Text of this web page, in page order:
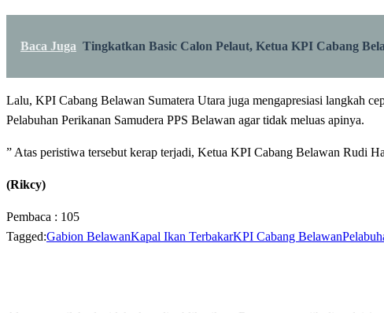
Baca Juga Tingkatkan Basic Calon Pelaut, Ketua KPI Cabang
Lalu, KPI Cabang Belawan Sumatera Utara juga mengapresiasi langkah
Pelabuhan Perikanan Samudera PPS Belawan agar tidak meluas apinya.
” Atas peristiwa tersebut kerap terjadi, Ketua KPI Cabang Belawan Rudi
‎(Rikcy)
Pembaca : 105
Tagged:Gabion BelawanKapal Ikan TerbakarKPI Cabang Belawan